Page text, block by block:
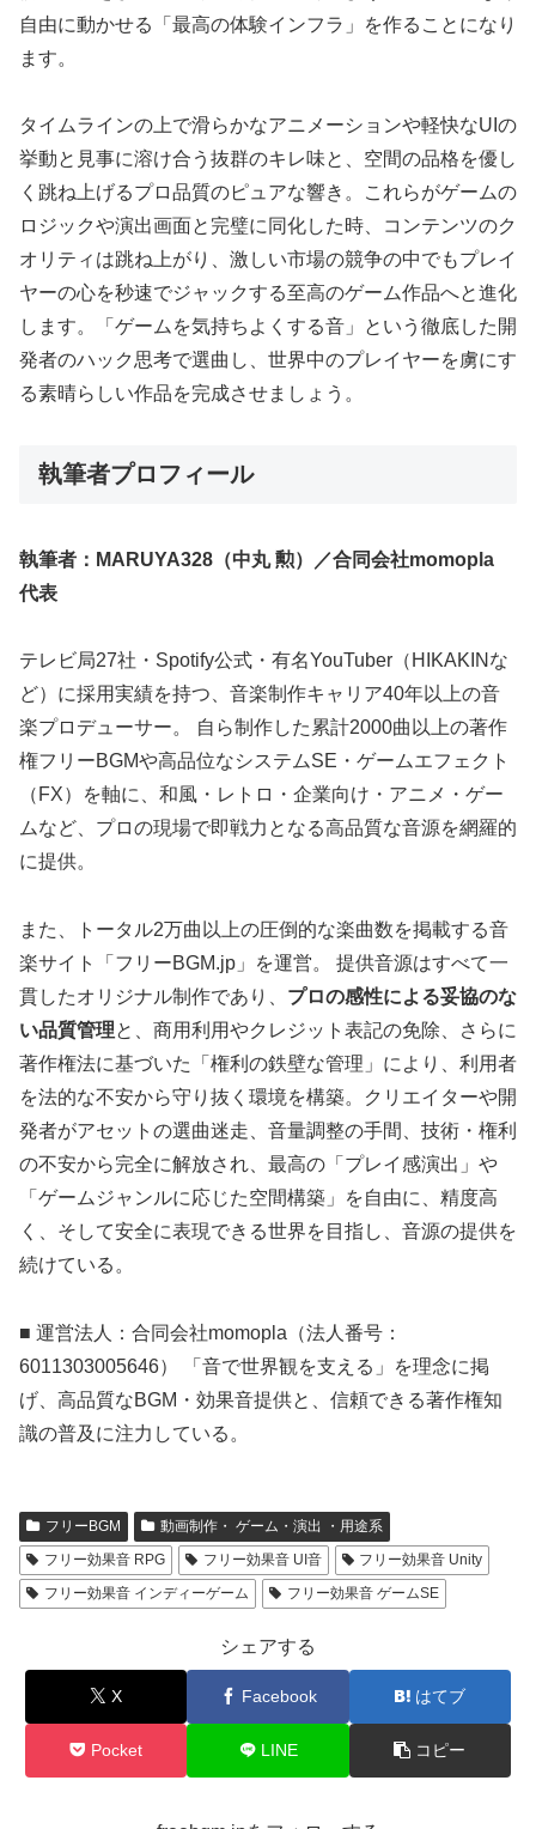
自由に動かせる「最高の体験インフラ」を作ることになり
ます。
タイムラインの上で滑らかなアニメーションや軽快なUIの
挙動と見事に溶け合う抜群のキレ味と、空間の品格を優し
く跳ね上げるプロ品質のピュアな響き。これらがゲームの
ロジックや演出画面と完璧に同化した時、コンテンツのク
オリティは跳ね上がり、激しい市場の競争の中でもプレイ
ヤーの心を秒速でジャックする至高のゲーム作品へと進化
します。「ゲームを気持ちよくする音」という徹底した開
発者のハック思考で選曲し、世界中のプレイヤーを虜にす
る素晴らしい作品を完成させましょう。
執筆者プロフィール
執筆者：MARUYA328（中丸 勲）／合同会社momopla
代表
テレビ局27社・Spotify公式・有名YouTuber（HIKAKINな
ど）に採用実績を持つ、音楽制作キャリア40年以上の音
楽プロデューサー。 自ら制作した累計2000曲以上の著作
権フリーBGMや高品位なシステムSE・ゲームエフェクト
（FX）を軸に、和風・レトロ・企業向け・アニメ・ゲー
ムなど、プロの現場で即戦力となる高品質な音源を網羅的
に提供。
また、トータル2万曲以上の圧倒的な楽曲数を掲載する音
楽サイト「フリーBGM.jp」を運営。 提供音源はすべて一
貫したオリジナル制作であり、 プロの感性による妥協のな
い品質管理と、商用利用やクレジット表記の免除、さらに
著作権法に基づいた「権利の鉄壁な管理」により、利用者
を法的な不安から守り抜く環境を構築。クリエイターや開
発者がアセットの選曲迷走、音量調整の手間、技術・権利
の不安から完全に解放され、最高の「プレイ感演出」や
「ゲームジャンルに応じた空間構築」を自由に、精度高
く、そして安全に表現できる世界を目指し、音源の提供を
続けている。
■ 運営法人：合同会社momopla（法人番号：
6011303005646） 「音で世界観を支える」を理念に掲
げ、高品質なBGM・効果音提供と、信頼できる著作権知
識の普及に注力している。
フリーBGM
動画制作・ ゲーム・演出 ・用途系
フリー効果音 RPG
フリー効果音 UI音
フリー効果音 Unity
フリー効果音 インディーゲーム
フリー効果音 ゲームSE
シェアする
X Facebook はてブ
Pocket LINE コピー